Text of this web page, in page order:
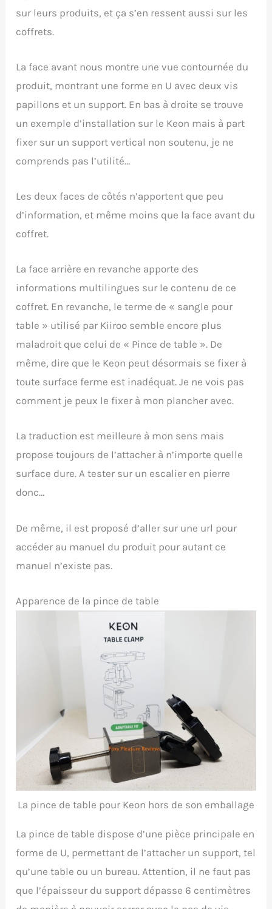
sur leurs produits, et ça s’en ressent aussi sur les
coffrets.
La face avant nous montre une vue contournée du
produit, montrant une forme en U avec deux vis
papillons et un support. En bas à droite se trouve
un exemple d’installation sur le Keon mais à part
fixer sur un support vertical non soutenu, je ne
comprends pas l’utilité…
Les deux faces de côtés n’apportent que peu
d’information, et même moins que la face avant du
coffret.
La face arrière en revanche apporte des
informations multilingues sur le contenu de ce
coffret. En revanche, le terme de « sangle pour
table » utilisé par Kiiroo semble encore plus
maladroit que celui de « Pince de table ». De
même, dire que le Keon peut désormais se fixer à
toute surface ferme est inadéquat. Je ne vois pas
comment je peux le fixer à mon plancher avec.
La traduction est meilleure à mon sens mais
propose toujours de l’attacher à n’importe quelle
surface dure. A tester sur un escalier en pierre
donc…
De même, il est proposé d’aller sur une url pour
accéder au manuel du produit pour autant ce
manuel n’existe pas.
Apparence de la pince de table
La pince de table pour Keon hors de son emballage
La pince de table dispose d’une pièce principale en
forme de U, permettant de l’attacher un support, tel
qu’une table ou un bureau. Attention, il ne faut pas
que l’épaisseur du support dépasse 6 centimètres